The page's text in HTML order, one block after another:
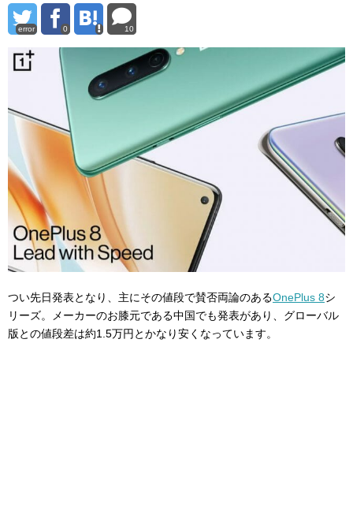
error 0 10
つい先日発表となり、主にその値段で賛否両論のあるOnePlus 8シ
リーズ。メーカーのお膝元である中国でも発表があり、グローバル
版との値段差は約1.5万円とかなり安くなっています。